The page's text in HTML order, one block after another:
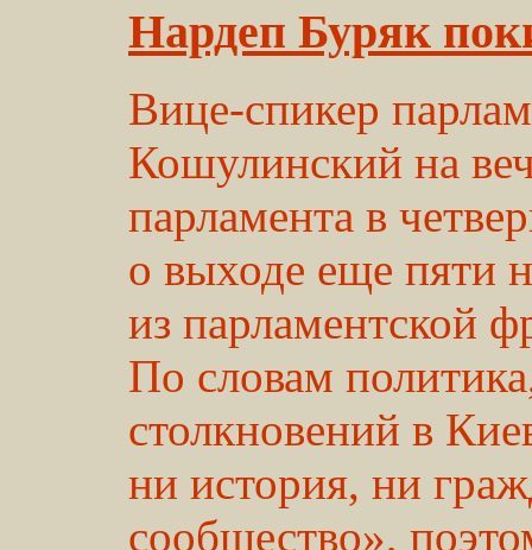
Нардеп Буряк
Вице-спикер
Кошулинский на
парламента в
о выходе еще пяти
из парламентской
По словам
столкновений в
ни история, ни
сообщество»,